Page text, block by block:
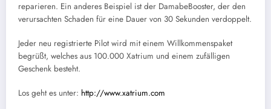
reparieren. Ein anderes Beispiel ist der DamabeBooster, der den
verursachten Schaden für eine Dauer von 30 Sekunden verdoppelt.
Jeder neu registrierte Pilot wird mit einem Willkommenspaket
begrüßt, welches aus 100.000 Xatrium und einem zufälligen
Geschenk besteht.
Los geht es unter: http://www.xatrium.com